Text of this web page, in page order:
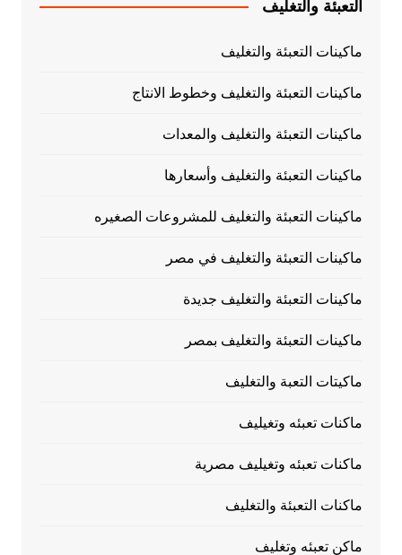
التعبئة والتغليف
ماكينات التعبئة والتغليف
ماكينات التعبئة والتغليف وخطوط الانتاج
ماكينات التعبئة والتغليف والمعدات
ماكينات التعبئة والتغليف وأسعارها
ماكينات التعبئة والتغليف للمشروعات الصغيره
ماكينات التعبئة والتغليف في مصر
ماكينات التعبئة والتغليف جديدة
ماكينات التعبئة والتغليف بمصر
ماكيتات التعبة والتغليف
ماكنات تعبئه وتغيليف
ماكنات تعبئه وتغيليف مصرية
ماكنات التعبئة والتغليف
ماكن تعبئه وتغليف